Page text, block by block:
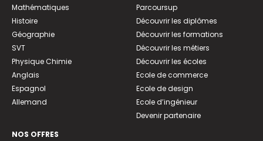
Mathématiques
Histoire
Géographie
SVT
Physique Chimie
Anglais
Espagnol
Allemand
NOS OFFRES
Parcoursup
Découvrir les diplômes
Découvrir les formations
Découvrir les métiers
Découvrir les écoles
Ecole de commerce
Ecole de design
Ecole d’ingénieur
Devenir partenaire